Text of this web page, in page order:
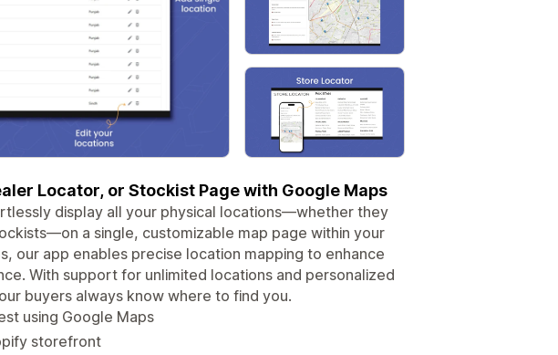
Locator, or Stockist Page with Google Maps
display all your physical locations—whether they
a single, customizable map page within your
our app enables precise location mapping to enhance
With support for unlimited locations and personalized
buyers always know where to find you.
using Google Maps
storefront